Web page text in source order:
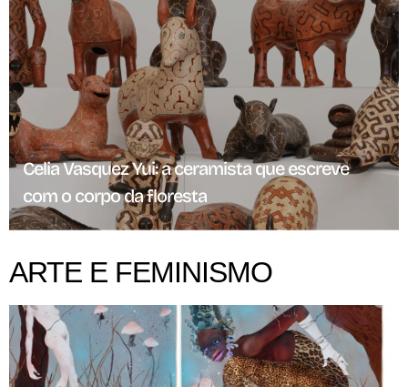
Celia Vasquez Yui: a ceramista que escreve
com o corpo da floresta
ARTE E FEMINISMO